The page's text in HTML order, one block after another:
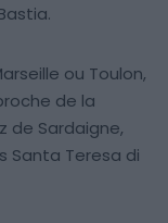
ou Toulon,
de la
de Sardaigne,
Santa Teresa di